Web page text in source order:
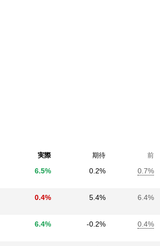
実際 期待 前
6.5% 0.2% 0.7%
0.4% 5.4% 6.4%
6.4% -0.2% 0.4%